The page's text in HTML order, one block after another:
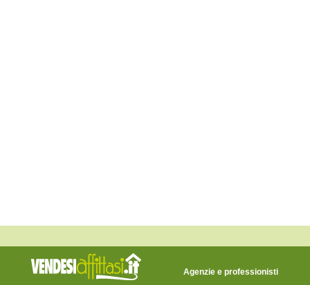
Spinea
Teglio Veneto
Agenzie e professionisti